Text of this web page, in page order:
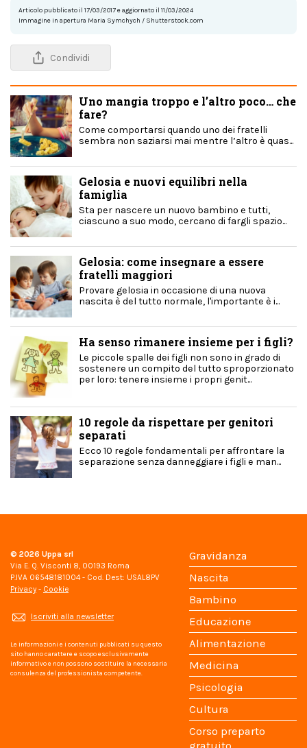
Articolo pubblicato il 17/03/2017 e aggiornato il 11/03/2024
Immagine in apertura Maria Symchych / Shutterstock.com
Condividi
Uno mangia troppo e l’altro poco… che
fare?
Come comportarsi quando uno dei fratelli
sembra non saziarsi mai mentre l’altro è quas...
Gelosia e nuovi equilibri nella
famiglia
Sta per nascere un nuovo bambino e tutti,
ciascuno a suo modo, cercano di fargli spazio...
Gelosia: come insegnare a essere
fratelli maggiori
Provare gelosia in occasione di una nuova
nascita è del tutto normale, l'importante è i...
Ha senso rimanere insieme per i figli?
Le piccole spalle dei figli non sono in grado di
sostenere un compito del tutto sproporzionato
per loro: tenere insieme i propri genit...
10 regole da rispettare per genitori
separati
Ecco 10 regole fondamentali per affrontare la
separazione senza danneggiare i figli e man...
© 2026 Uppa srl
Via E. Q. Visconti 8, 00193 Roma
P.IVA 06548181004 - Cod. Dest: USAL8PV
Privacy - Cookie
Iscriviti alla newsletter
Le informazioni e i contenuti pubblicati su questo
sito hanno carattere e scopo esclusivamente
informativo e non possono sostituire la necessaria
consulenza del professionista competente.
Gravidanza
Nascita
Bambino
Educazione
Alimentazione
Medicina
Psicologia
Cultura
Corso preparto